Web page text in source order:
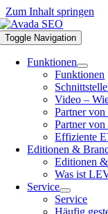
Zum Inhalt springen
Toggle Navigation
Funktionen
Funktionen
Video –
Partner
Partner von
Effiziente
Editionen &
Editionen
Was ist
Service
Service
Häufig